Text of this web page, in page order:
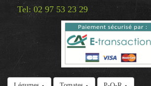
Tel: 02 97 53 23 29
© Copyright 2025 La Ferme de